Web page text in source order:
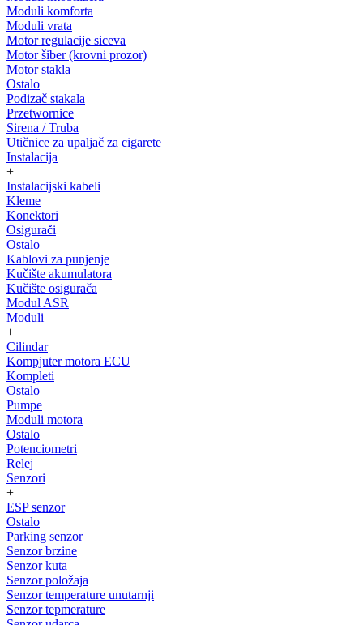
Moduli komforta
Moduli vrata
Motor regulacije siceva
Motor šiber (krovni prozor)
Motor stakla
Ostalo
Podizač stakala
Przetwornice
Sirena / Truba
Utičnice za upaljač za cigarete
Instalacija
+
Instalacijski kabeli
Kleme
Konektori
Osigurači
Ostalo
Kablovi za punjenje
Kučište akumulatora
Kučište osigurača
Modul ASR
Moduli
+
Cilindar
Kompjuter motora ECU
Kompleti
Ostalo
Pumpe
Moduli motora
Ostalo
Potenciometri
Relej
Senzori
+
ESP senzor
Ostalo
Parking senzor
Senzor brzine
Senzor kuta
Senzor položaja
Senzor temperature unutarnji
Senzor tepmerature